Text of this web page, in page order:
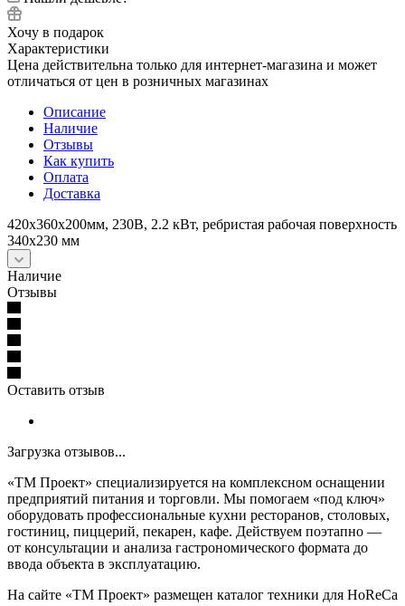
Хочу в подарок
Характеристики
Цена действительна только для интернет-магазина и может
отличаться от цен в розничных магазинах
Описание
Наличие
Отзывы
Как купить
Оплата
Доставка
420x360x200мм, 230В, 2.2 кВт, ребристая рабочая поверхность
340х230 мм
Наличие
Отзывы
Оставить отзыв
Загрузка отзывов...
«ТМ Проект» специализируется на комплексном оснащении
предприятий питания и торговли. Мы помогаем «под ключ»
оборудовать профессиональные кухни ресторанов, столовых,
гостиниц, пиццерий, пекарен, кафе. Действуем поэтапно —
от консультации и анализа гастрономического формата до
ввода объекта в эксплуатацию.
На сайте «ТМ Проект» размещен каталог техники для HoReCa